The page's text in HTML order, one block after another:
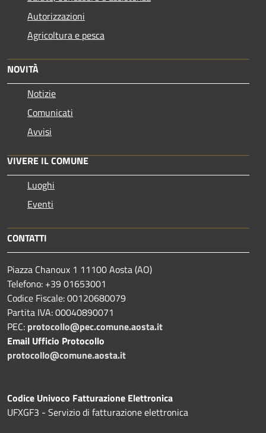
Autorizzazioni
Agricoltura e pesca
NOVITÀ
Notizie
Comunicati
Avvisi
VIVERE IL COMUNE
Luoghi
Eventi
CONTATTI
Piazza Chanoux 1 11100 Aosta (AO)
Telefono: +39 01653001
Codice Fiscale: 00120680079
Partita IVA: 00040890071
PEC: protocollo@pec.comune.aosta.it
Email Ufficio Protocollo
protocollo@comune.aosta.it
Codice Univoco Fatturazione Elettronica
UFXGF3 - Servizio di fatturazione elettronica